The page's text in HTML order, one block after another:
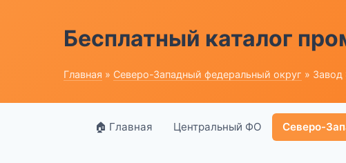
Бесплатный каталог
Главная » Северо-Западный федеральный округ » Завод
🏠 Главная Центральный ФО Северо-